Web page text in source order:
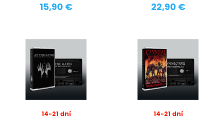
15,90 € 22,90 €
14-21 dní
14-21 dní